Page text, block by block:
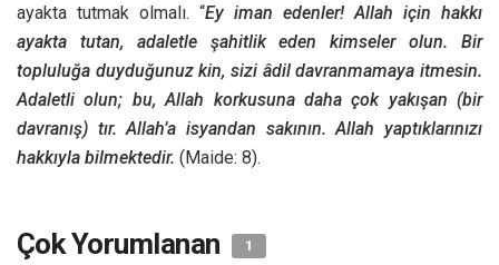
ayakta tutmak olmalı. “Ey iman edenler! Allah için hakkı
ayakta tutan, adaletle şahitlik eden kimseler olun. Bir
topluluğa duyduğunuz kin, sizi âdil davranmamaya itmesin.
Adaletli olun; bu, Allah korkusuna daha çok yakışan (bir
davranış) tır. Allah’a isyandan sakının. Allah yaptıklarınızı
hakkıyla bilmektedir. (Maide: 8).
Çok Yorumlanan 1